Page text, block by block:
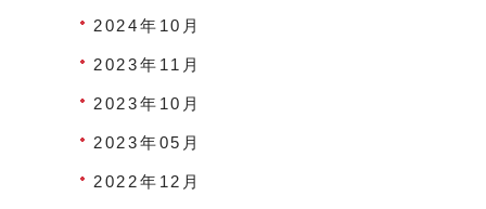
2024年10月
2023年11月
2023年10月
2023年05月
2022年12月